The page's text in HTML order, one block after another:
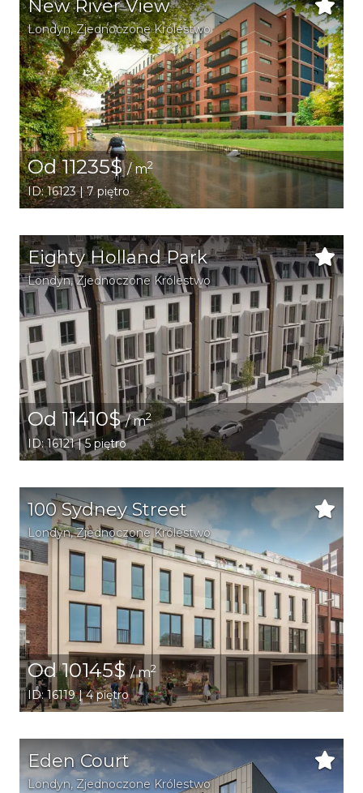
New River View
Londyn, Zjednoczone Królestwo
Od 11235$/ m2
ID: 16123 | 7 piętro
Eighty Holland Park
Londyn, Zjednoczone Królestwo
Od 11410$/ m2
ID: 16121 | 5 piętro
100 Sydney Street
Londyn, Zjednoczone Królestwo
Od 10145$/ m2
ID: 16119 | 4 piętro
Eden Court
Londyn, Zjednoczone Królestwo